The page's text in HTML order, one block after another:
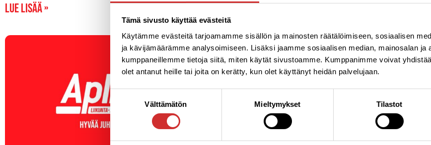
Tämä sivusto käyttää evästeitä
Käytämme evästeitä tarjoamamme sisällön ja mainosten räätälöimiseen, sosiaalisen
ja kävijämäärämme analysoimiseen. Lisäksi jaamme sosiaalisen median, mainosalan ja
kumppaneillemme tietoja siitä, miten käytät sivustoamme. Kumppanimme voivat
olet antanut heille tai joita on kerätty, kun olet käyttänyt heidän palvelujaan.
Suostumuksen
valinta
Välttämätön Mieltymykset Tilastot
Lue lisää »